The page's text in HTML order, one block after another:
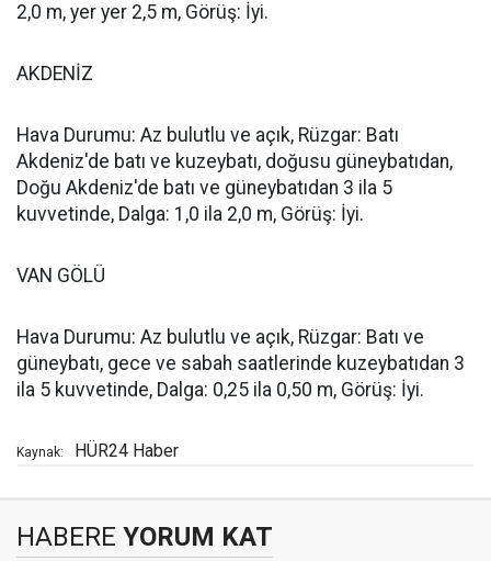
2,0 m, yer yer 2,5 m, Görüş: İyi.
AKDENİZ
Hava Durumu: Az bulutlu ve açık, Rüzgar: Batı
Akdeniz'de batı ve kuzeybatı, doğusu güneybatıdan,
Doğu Akdeniz'de batı ve güneybatıdan 3 ila 5
kuvvetinde, Dalga: 1,0 ila 2,0 m, Görüş: İyi.
VAN GÖLÜ
Hava Durumu: Az bulutlu ve açık, Rüzgar: Batı ve
güneybatı, gece ve sabah saatlerinde kuzeybatıdan 3
ila 5 kuvvetinde, Dalga: 0,25 ila 0,50 m, Görüş: İyi.
Kaynak: HÜR24 Haber
HABERE YORUM KAT